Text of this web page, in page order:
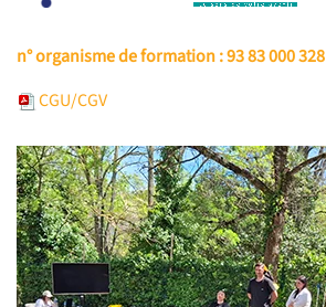
n° organisme de formation : 93 83 000 328
CGU/CGV